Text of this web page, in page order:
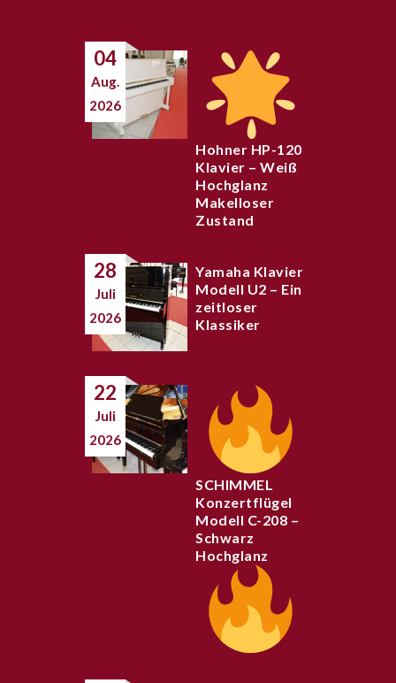
04
Aug.
2026
Hohner HP-120
Klavier – Weiß
Hochglanz
Makelloser
Zustand
28
Juli
2026
Yamaha Klavier
Modell U2 – Ein
zeitloser
Klassiker
22
Juli
2026
SCHIMMEL
Konzertflügel
Modell C-208 –
Schwarz
Hochglanz